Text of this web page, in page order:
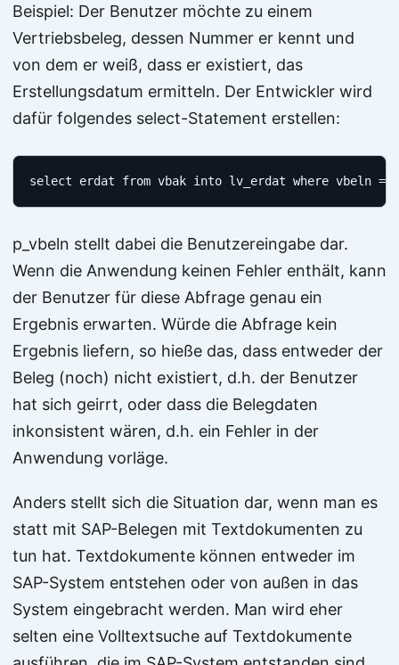
Beispiel: Der Benutzer möchte zu einem
Vertriebsbeleg, dessen Nummer er kennt und
von dem er weiß, dass er existiert, das
Erstellungsdatum ermitteln. Der Entwickler wird
dafür folgendes select-Statement erstellen:
select erdat from vbak into lv_erdat where vbeln =
p_vbeln stellt dabei die Benutzereingabe dar.
Wenn die Anwendung keinen Fehler enthält, kann
der Benutzer für diese Abfrage genau ein
Ergebnis erwarten. Würde die Abfrage kein
Ergebnis liefern, so hieße das, dass entweder der
Beleg (noch) nicht existiert, d.h. der Benutzer
hat sich geirrt, oder dass die Belegdaten
inkonsistent wären, d.h. ein Fehler in der
Anwendung vorläge.
Anders stellt sich die Situation dar, wenn man es
statt mit SAP-Belegen mit Textdokumenten zu
tun hat. Textdokumente können entweder im
SAP-System entstehen oder von außen in das
System eingebracht werden. Man wird eher
selten eine Volltextsuche auf Textdokumente